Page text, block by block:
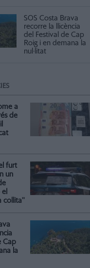
SOS Costa Brava
recorre la llicència
del Festival de Cap
Roig i en demana la
nul·litat
a
de
furt
un
collita''
Cap
la